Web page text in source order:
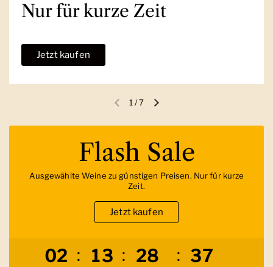
Nur für kurze Zeit
Jetzt kaufen
Vorherige FolieNächste Folie
1 /7
Verbleibende Zeit
02 : 13 : 28 : 36
Flash Sale
Ausgewählte Weine zu günstigen Preisen. Nur für kurze
Zeit.
Jetzt kaufen